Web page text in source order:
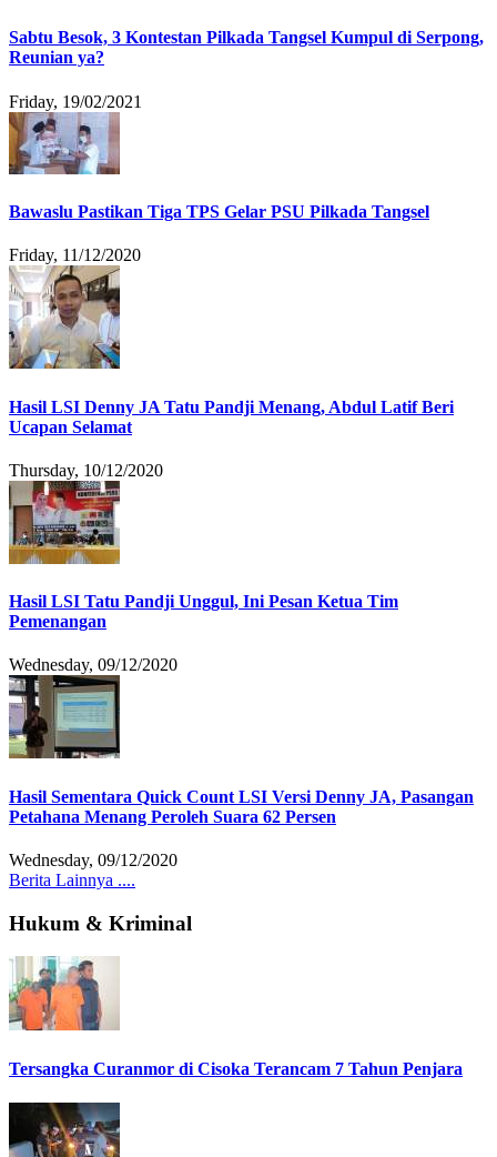
Sabtu Besok, 3 Kontestan Pilkada Tangsel Kumpul di Serpong,
Reunian ya?
Friday, 19/02/2021
Bawaslu Pastikan Tiga TPS Gelar PSU Pilkada Tangsel
Friday, 11/12/2020
Hasil LSI Denny JA Tatu Pandji Menang, Abdul Latif Beri
Ucapan Selamat
Thursday, 10/12/2020
Hasil LSI Tatu Pandji Unggul, Ini Pesan Ketua Tim
Pemenangan
Wednesday, 09/12/2020
Hasil Sementara Quick Count LSI Versi Denny JA, Pasangan
Petahana Menang Peroleh Suara 62 Persen
Wednesday, 09/12/2020
Berita Lainnya ....
Hukum & Kriminal
Tersangka Curanmor di Cisoka Terancam 7 Tahun Penjara